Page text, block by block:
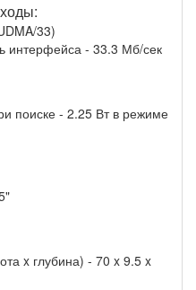
33)
интерфейса - 33.3 Мб/сек
поиске - 2.25 Вт в режиме
x глубина) - 70 x 9.5 x